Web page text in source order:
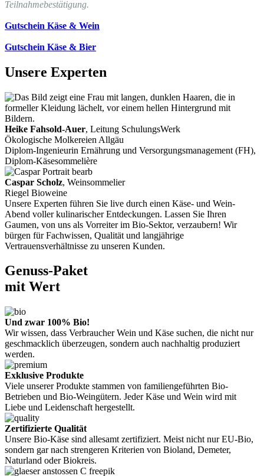
Teilnahmebestätigung.
Gutschein Käse & Wein
Gutschein Käse & Bier
Unsere Experten
Heike Fahsold-Auer, Leitung SchulungsWerk
Ökologische Molkereien Allgäu
Diplom-Ingenieurin Ernährung und Versorgungsmanagement (FH),
Diplom-Käsesommelière
Caspar Scholz, Weinsommelier
Riegel Bioweine
Unsere Experten führen Sie live durch einen Käse- und Wein-
Abend voller kulinarischer Entdeckungen. Lassen Sie Ihren
Gaumen, von uns als Vorreiter im Bio-Sektor, verzaubern! Wir
bürgen für Fachwissen, Qualität und langjährige
Vertrauensverhältnisse zu unseren Kunden.
Genuss-Paket
mit Wert
Und zwar 100% Bio!
Wir wissen, dass Verbraucher Wein und Käse suchen, die nicht nur
geschmacklich überzeugen, sondern auch nachhaltig produziert
werden.
Exklusive Produkte
Viele unserer Produkte stammen von familiengeführten Bio-
Betrieben und Bio-Weingütern. Jeder Käse und Wein wird mit
Liebe und Leidenschaft hergestellt.
Zertifizierte Qualität
Unsere Bio-Käse sind allesamt zertifiziert. Meist nicht nur EU-Bio,
sondern gar nach strengeren Kriterien von Bioland, Demeter,
Naturland oder Biokreis.